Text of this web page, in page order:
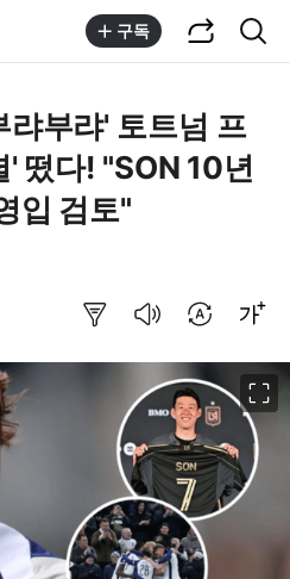
구독
랴부랴' 토트넘 프
떴다! "SON 10년
입 검토"